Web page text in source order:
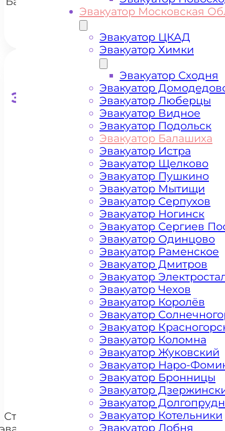
Эвакуатор для
Цена от 4500 рублей
+ 100 РУБЛЕЙ ЗА КИЛОМЕТР
Стоимость
Эвакуатор Московская
Эвакуатор ЦКАД
Эвакуатор Химки
Эвакуатор Сходня
Эвакуатор
Эвакуатор Люберцы
Эвакуатор Видное
Эвакуатор Подольск
Эвакуатор Балашиха
Эвакуатор Истра
Эвакуатор Щелково
Эвакуатор Пушкино
Эвакуатор Мытищи
Эвакуатор Серпухов
Эвакуатор Ногинск
Эвакуатор Сергиев
Эвакуатор Одинцово
Эвакуатор Раменское
Эвакуатор Дмитров
Эвакуатор
Эвакуатор Чехов
Эвакуатор Королёв
Эвакуатор
Эвакуатор
Эвакуатор Коломна
Эвакуатор Жуковский
Эвакуатор Наро-
Эвакуатор Бронницы
Эвакуатор
Эвакуатор
Эвакуатор Котельники
Эвакуатор Лобня